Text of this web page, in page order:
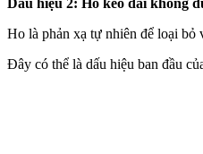
Ho là phản xạ tự nhiên để loại bỏ
Đây có thể là dấu hiệu ban đầu